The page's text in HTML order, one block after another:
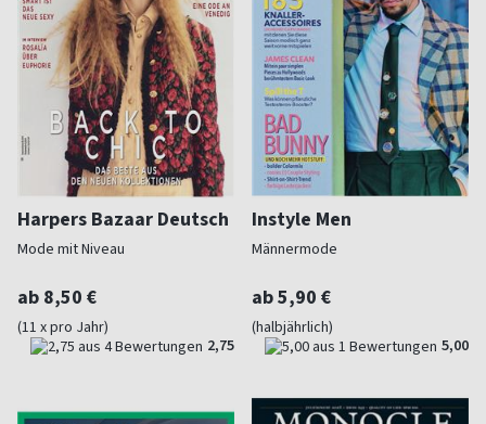
Harpers Bazaar Deutsch
Mode mit Niveau
ab 8,50 €
(11 x pro Jahr)
2,75
Instyle Men
Männermode
ab 5,90 €
(halbjährlich)
5,00